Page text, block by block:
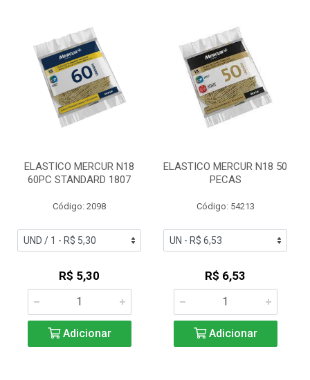
ELASTICO MERCUR N18
60PC STANDARD 1807
Código: 2098
R$ 5,30
Adicionar
ELASTICO MERCUR N18 50
PECAS
Código: 54213
R$ 6,53
Adicionar